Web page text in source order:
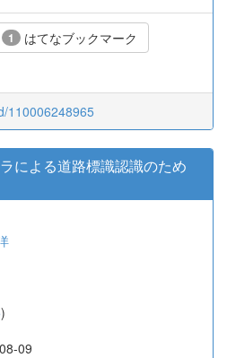
1 はてなブックマーク
110006248965
による道路標識認識のため
)
09